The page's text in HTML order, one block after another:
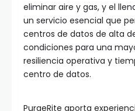
eliminar aire y gas, y el
un servicio esencial que
centros de datos de alta
condiciones para una
resiliencia operativa y
centro de datos.
PurgeRite aporta